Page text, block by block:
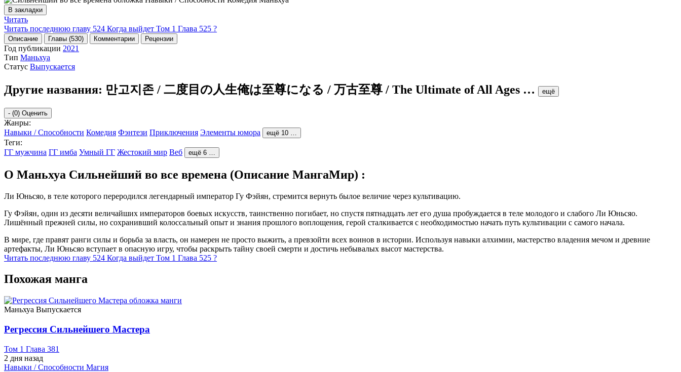
В закладки
Читать
Читать последнюю главу 524 Когда выйдет Том 1 Глава 525 ?
Описание Главы (530) Комментарии Рецензии
Год публикации 2021
Тип Маньхуа
Статус Выпускается
Другие названия: 만고지존 / 二度目の人生俺は至尊になる / 万古至尊 / The Ultimate of All Ages … ещё
- (0) Оценить
Жанры:
Навыки / Способности Комедия Фэнтези Приключения Элементы юмора ещё 10 …
Теги:
ГГ мужчина ГГ имба Умный ГГ Жестокий мир Веб ещё 6 …
О Маньхуа Сильнейший во все времена (Описание МангаМир) :
Ли Юньсяо, в теле которого переродился легендарный император Гу Фэйян, стремится вернуть былое величие через культивацию.
Гу Фэйян, один из десяти величайших императоров боевых искусств, таинственно погибает, но спустя пятнадцать лет его душа пробуждается в теле молодого и слабого Ли Юньсяо.
Лишённый прежней силы, но сохранивший колоссальный опыт и знания прошлого воплощения, герой сталкивается с необходимостью начать путь культивации с самого начала.
В мире, где правят ранги силы и борьба за власть, он намерен не просто выжить, а превзойти всех воинов в истории. Используя навыки алхимии, мастерство владения мечом и древние
артефакты, Ли Юньсяо вступает в опасную игру, чтобы раскрыть тайну своей смерти и достичь небывалых высот мастерства.
Читать последнюю главу 524 Когда выйдет Том 1 Глава 525 ?
Похожая манга
Маньхуа Выпускается
Регрессия Сильнейшего Мастера
Том 1 Глава 381
2 дня назад
Навыки / Способности Магия